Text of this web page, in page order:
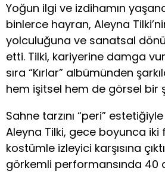
Yoğun ilgi ve izdihamın
binlerce hayran, Aleyna
yolculuğuna ve sanatsal
etti. Tilki, kariyerine damga
sıra “Kırlar” albümünden
hem işitsel hem de görsel bir
Sahne tarzını “peri”
Aleyna Tilki, gece boyunca iki
kostümle izleyici karşısına
görkemli performansında 40